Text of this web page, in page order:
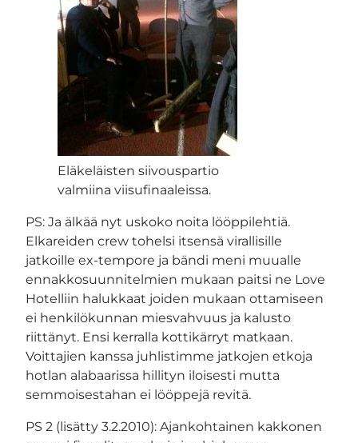
Eläkeläisten siivouspartio
valmiina viisufinaaleissa.
PS: Ja älkää nyt uskoko noita lööppilehtiä.
Elkareiden crew tohelsi itsensä virallisille
jatkoille ex-tempore ja bändi meni muualle
ennakkosuunnitelmien mukaan paitsi ne Love
Hotelliin halukkaat joiden mukaan ottamiseen
ei henkilökunnan miesvahvuus ja kalusto
riittänyt. Ensi kerralla kottikärryt matkaan.
Voittajien kanssa juhlistimme jatkojen etkoja
hotlan alabaarissa hillityn iloisesti mutta
semmoisestahan ei lööppejä revitä.
PS 2 (lisätty 3.2.2010): Ajankohtainen kakkonen